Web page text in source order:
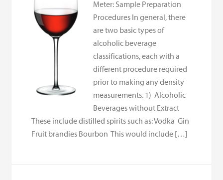
Meter: Sample Preparation
Procedures In general, there
are two basic types of
alcoholic beverage
classifications, each with a
different procedure required
prior to making any density
measurements. 1) Alcoholic
Beverages without Extract
These include distilled spirits such as: Vodka Gin
Fruit brandies Bourbon This would include […]